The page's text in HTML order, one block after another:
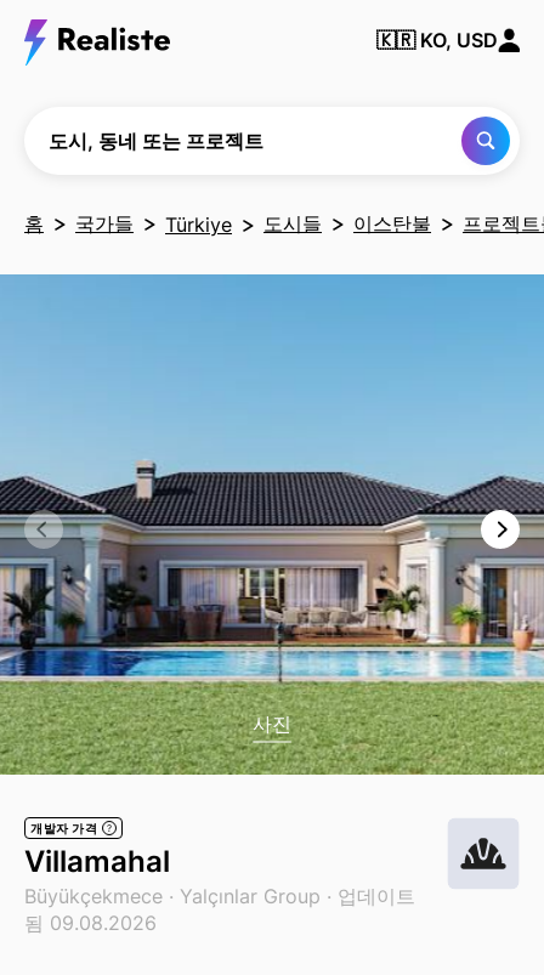
🇰🇷 KO, USD
도시, 동네 또는 프로젝트
홈 국가들 Türkiye 도시들 이스탄불 프로젝
사진
개발자 가격 ?
Villamahal
Büyükçekmece · Yalçınlar Group · 업데이트
됨 09.08.2026